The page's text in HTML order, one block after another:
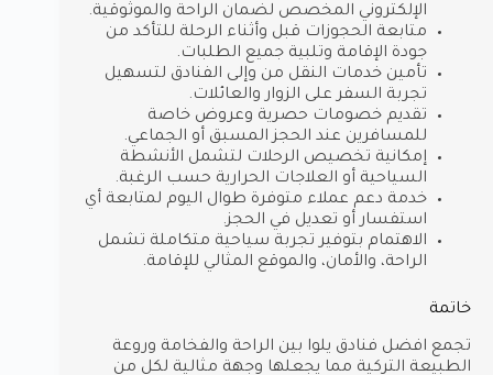
الإلكتروني المخصص لضمان الراحة والموثوقية.
متابعة الحجوزات قبل وأثناء الرحلة للتأكد من
جودة الإقامة وتلبية جميع الطلبات.
تأمين خدمات النقل من وإلى الفنادق لتسهيل
تجربة السفر على الزوار والعائلات.
تقديم خصومات حصرية وعروض خاصة
للمسافرين عند الحجز المسبق أو الجماعي.
إمكانية تخصيص الرحلات لتشمل الأنشطة
السياحية أو العلاجات الحرارية حسب الرغبة.
خدمة دعم عملاء متوفرة طوال اليوم لمتابعة أي
استفسار أو تعديل في الحجز.
الاهتمام بتوفير تجربة سياحية متكاملة تشمل
الراحة، والأمان، والموقع المثالي للإقامة.
خاتمة
تجمع افضل فنادق يلوا بين الراحة والفخامة وروعة
الطبيعة التركية مما يجعلها وجهة مثالية لكل من